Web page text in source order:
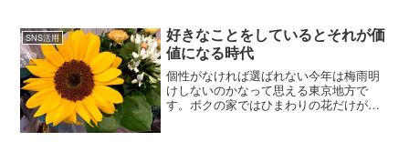
SNS活用
好きなことをしているとそれが価
値になる時代
個性がなければ選ばれない今年は梅雨明
けしないのかなって思える東京地方で
す。ボクの家ではひまわりの花だけが夏